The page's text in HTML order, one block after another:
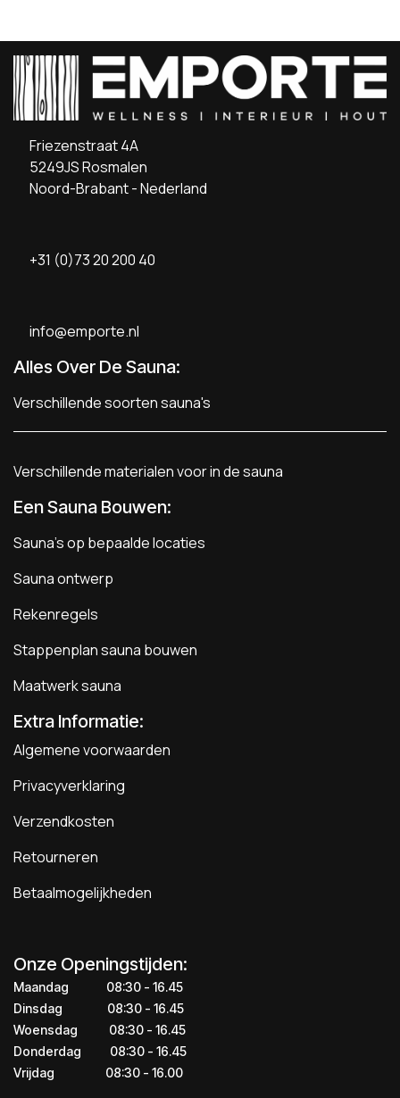
Friezenstraat 4A
5249JS Rosmalen
Noord-Brabant - Nederland
+31 (0)73 20 200 40
info@emporte.nl
Alles Over De Sauna:
Verschillende soorten sauna's
Verschillende materialen voor in de sauna
Een Sauna Bouwen:
Sauna's op bepaalde locaties
Sauna ontwerp
Rekenregels
Stappenplan sauna bouwen
Maatwerk sauna
Extra Informatie:
Algemene voorwaarden
Privacyverklaring
Verzendkosten
Retourneren
Betaalmogelijkheden
Onze Openingstijden:
Maandag
​​​08:30 - 16.45​
Dinsdag
​​​​08:30 - 16.45
Woensdag
​08:30 - 16.45
Donderdag
​​​​​08:30 - 16.45
Vrijdag
​​​​​08:30 - 16.00